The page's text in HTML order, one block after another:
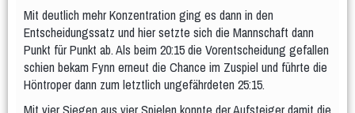
Norbert-Beil-Turnier
Anmeldung geöffnet
Sporthalle & Anreise News
Mit deutlich mehr Konzentration ging es dann in den
Entscheidungssatz und hier setzte sich die Mannschaft dann
Punkt für Punkt ab. Als beim 20:15 die Vorentscheidung gefallen
schien bekam Fynn erneut die Chance im Zuspiel und führte die
Höntroper dann zum letztlich ungefährdeten 25:15.